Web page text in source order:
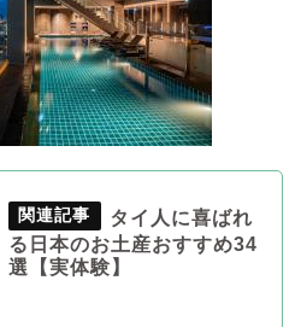
タイ人に喜ばれ
る日本のお土産おすすめ34
選【実体験】